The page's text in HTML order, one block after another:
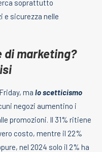
soprattutto
e sicurezza nelle
di marketing?
ma lo scetticismo
negozi aumentino i
promozioni. Il 31% ritiene
costo, mentre il 22%
nel 2024 solo il 2% ha